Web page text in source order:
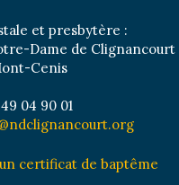
et presbytère :
Dame de Clignancourt
Cenis
04 90 01
certificat de baptême